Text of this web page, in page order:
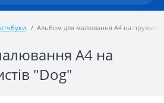
Альбом для малювання А4 на пружині
А4 на
"Dog"